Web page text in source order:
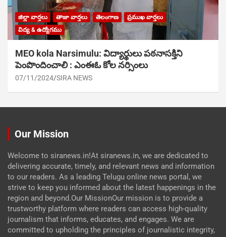
జిల్లా వార్తలు తాజా వార్తలు తెలంగాణ
ప్రముఖ వార్తలు
విద్య & ఉద్యోగము
MEO kola Narsimulu: విద్యార్థులు పఠ‌నాసక్తిని
పెంపొందించాలి : ఎంఈఓ కోల నర్సింలు
07/11/2024 SIRA NEWS
Our Mission
Welcome to siranews.in!At siranews.in, we are dedicated to
delivering accurate, timely, and relevant news and information
to our readers. As a leading Telugu online news portal, we
strive to keep you informed about the latest happenings in the
region and beyond.Our MissionOur mission is to provide a
trustworthy platform where readers can access high-quality
journalism that informs, educates, and engages. We are
committed to upholding the principles of journalistic integrity,